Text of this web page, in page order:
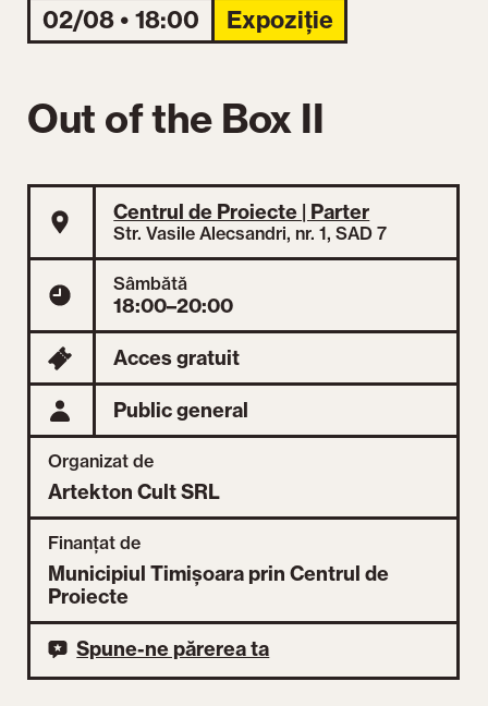
02/08 • 18:00 Expoziție
Out of the Box II
Centrul de Proiecte | Parter
Str. Vasile Alecsandri, nr. 1, SAD 7
Sâmbătă
18:00–20:00
Acces gratuit
Public general
Organizat de
Artekton Cult SRL
Finanțat de
Municipiul Timișoara prin Centrul de
Proiecte
Spune-ne părerea ta